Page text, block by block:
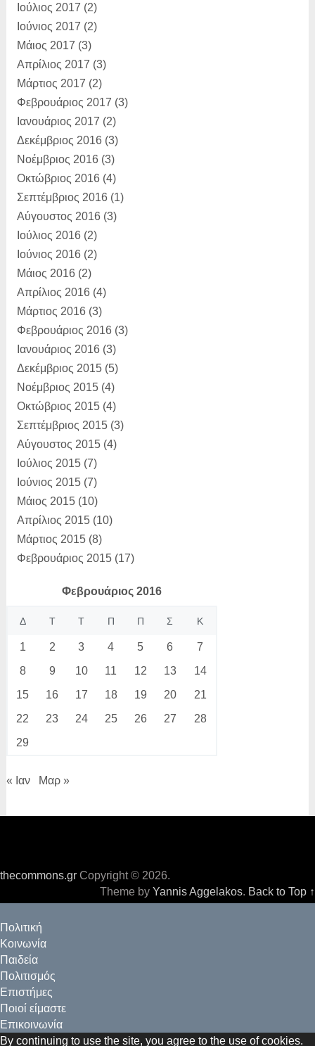
Ιούλιος 2017 (2)
Ιούνιος 2017 (2)
Μάιος 2017 (3)
Απρίλιος 2017 (3)
Μάρτιος 2017 (2)
Φεβρουάριος 2017 (3)
Ιανουάριος 2017 (2)
Δεκέμβριος 2016(3)
Νοέμβριος 2016(3)
Οκτώβριος 2016(4)
Σεπτέμβριος 2016(1)
Αύγουστος 2016(3)
Ιούλιος 2016(2)
Ιούνιος 2016(2)
Μάιος 2016(2)
Απρίλιος 2016(4)
Μάρτιος 2016(3)
Φεβρουάριος 2016(3)
Ιανουάριος 2016(3)
Δεκέμβριος 2015(5)
Νοέμβριος 2015(4)
Οκτώβριος 2015(4)
Σεπτέμβριος 2015(3)
Αύγουστος 2015(4)
Ιούλιος 2015(7)
Ιούνιος 2015(7)
Μάιος 2015(10)
Απρίλιος 2015(10)
Μάρτιος 2015(8)
Φεβρουάριος 2015(17)
Φεβρουάριος 2016
Δ Τ Τ Π Π Σ Κ
1 2 3 4 5 6
7
8
9 10 11 12 13
14
15
16 17 18 19 20
21
22
23 24 25 26 27
28
29
« Ιαν Μαρ »
thecommons.gr Copyright © 2026.
Theme by Yannis Aggelakos. Back to Top ↑
Πολιτική
Κοινωνία
Παιδεία
Πολιτισμός
Επιστήμες
Ποιοί είμαστε
Επικοινωνία
By continuing to use the site, you agree to the use of cookies.